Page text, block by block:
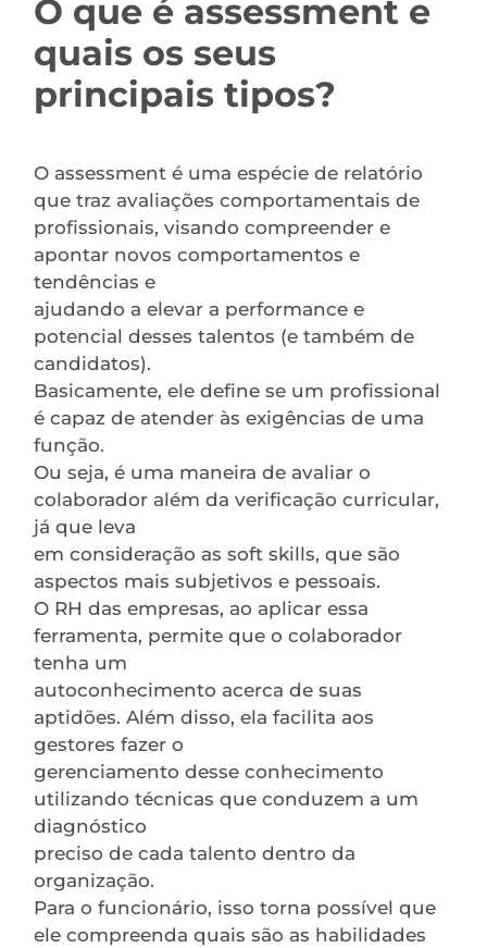
O que é assessment e
quais os seus
principais tipos?
O assessment é uma espécie de relatório
que traz avaliações comportamentais de
profissionais, visando compreender e
apontar novos comportamentos e
tendências e
ajudando a elevar a performance e
potencial desses talentos (e também de
candidatos).
Basicamente, ele define se um profissional
é capaz de atender às exigências de uma
função.
Ou seja, é uma maneira de avaliar o
colaborador além da verificação curricular,
já que leva
em consideração as soft skills, que são
aspectos mais subjetivos e pessoais.
O RH das empresas, ao aplicar essa
ferramenta, permite que o colaborador
tenha um
autoconhecimento acerca de suas
aptidões. Além disso, ela facilita aos
gestores fazer o
gerenciamento desse conhecimento
utilizando técnicas que conduzem a um
diagnóstico
preciso de cada talento dentro da
organização.
Para o funcionário, isso torna possível que
ele compreenda quais são as habilidades